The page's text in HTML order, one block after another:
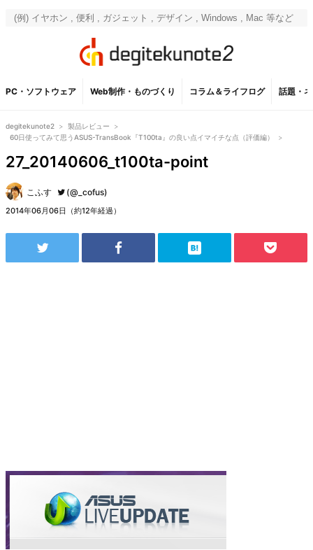
PC・ソフトウェア Web制作・ものづくり コラム＆ライフログ 話題・
degitekunote2 > 製品レビュー
>
60日使ってみて思うASUS-TransBook『T100ta』の良い点イマイチな点（評価編）
>
27_20140606_t100ta-point
こふす (@_cofus)
2014年06月06日（約12年経過）